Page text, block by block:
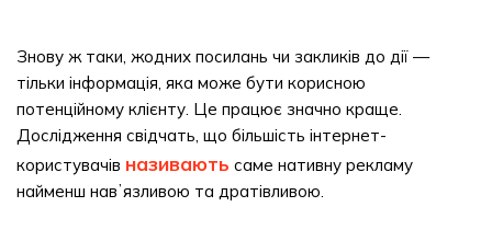
Знову ж таки, жодних посилань чи закликів до дії —
тільки інформація, яка може бути корисною
потенційному клієнту. Це працює значно краще.
Дослідження свідчать, що більшість інтернет-
користувачів називають саме нативну рекламу
найменш навʼязливою та дратівливою.